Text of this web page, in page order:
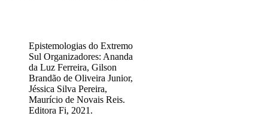
Epistemologias do Extremo
Sul Organizadores: Ananda
da Luz Ferreira, Gilson
Brandão de Oliveira Junior,
Jéssica Silva Pereira,
Maurício de Novais Reis.
Editora Fi, 2021.